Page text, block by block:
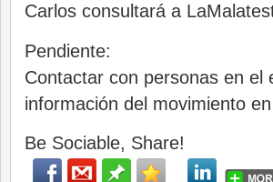
Carlos consultará a
Pendiente:
Contactar con personas en el
información del movimiento
Be Sociable, Share!